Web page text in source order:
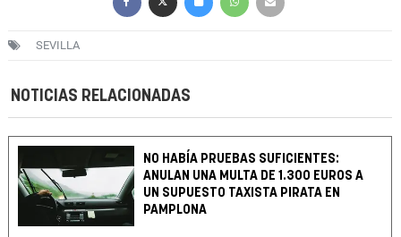
SEVILLA
NOTICIAS RELACIONADAS
NO HABÍA PRUEBAS SUFICIENTES:
ANULAN UNA MULTA DE 1.300 EUROS A
UN SUPUESTO TAXISTA PIRATA EN
PAMPLONA